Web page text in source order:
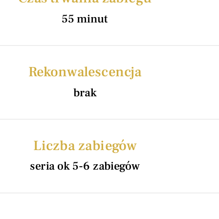
Wyślij wiadomość
Zabiegi trychologiczne
Ginekologia estetyczna
CENNIK ZABIEGÓW
SZKOLENIA- DEPILACJA
KONTAKT
55 minut
Rekonwalescencja
brak
Liczba zabiegów
seria ok 5-6 zabiegów